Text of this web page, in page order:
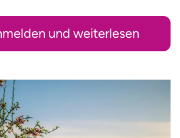
und weiterlesen